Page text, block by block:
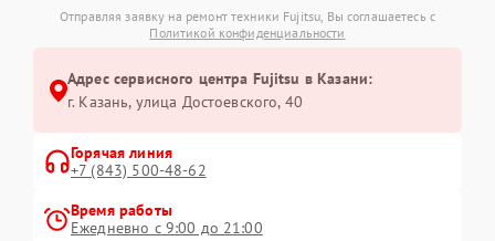
Отправляя заявку на ремонт техники Fujitsu, Вы соглашаетесь с
Политикой конфиденциальности
Адрес сервисного центра Fujitsu в Казани:
г. Казань, улица Достоевского, 40
Горячая линия
+7 (843) 500-48-62
Время работы
Ежедневно с 9:00 до 21:00